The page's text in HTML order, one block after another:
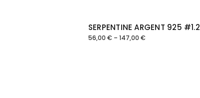
SERPENTINE ARGENT 925 #1.2
56,00 € – 147,00 €
Plage